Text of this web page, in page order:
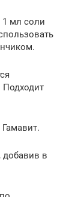
мл соли
Подходит
добавив в